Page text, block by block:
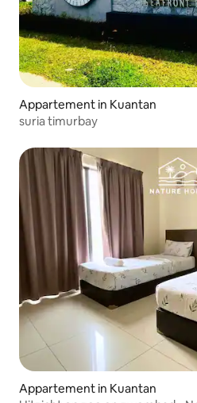
Appartement in Kuantan
suria timurbay
Appartement in Kuantan